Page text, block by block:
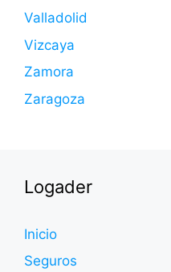
Valladolid
Vizcaya
Zamora
Zaragoza
Logader
Inicio
Seguros